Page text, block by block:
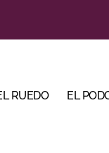
y gran ambiente
en Azuaga
RUEDO EL